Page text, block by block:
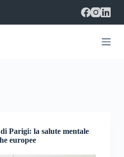
Parigi: la salute mentale
europee